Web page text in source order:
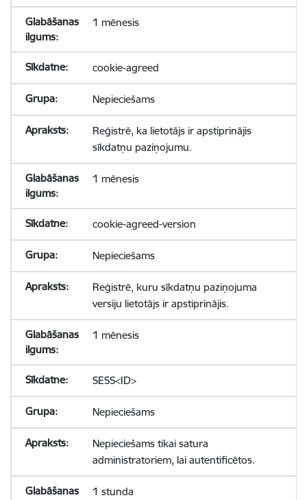
1 mēnesis
cookie-agreed
Nepieciešams
Reģistrē, ka lietotājs ir apstiprinājis
sīkdatņu paziņojumu.
1 mēnesis
cookie-agreed-version
Nepieciešams
Reģistrē, kuru sīkdatņu paziņojuma
versiju lietotājs ir apstiprinājis.
1 mēnesis
SESS<ID>
Nepieciešams
Nepieciešams tikai satura
administratoriem, lai autentificētos.
1 stunda